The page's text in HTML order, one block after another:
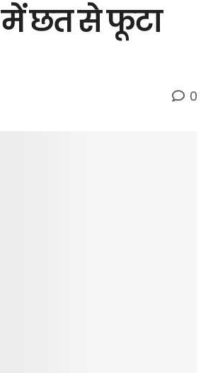
में छत से फूटा
0